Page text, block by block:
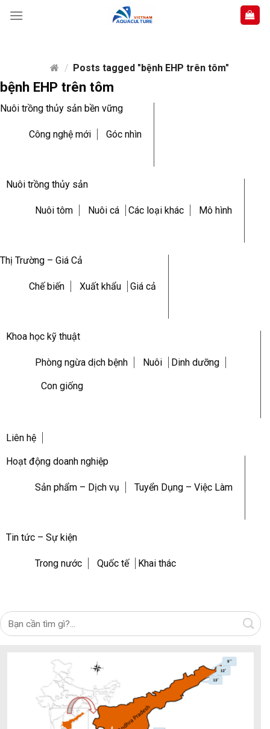
/ Posts tagged "bệnh EHP trên tôm"
bệnh EHP trên tôm
Nuôi trồng thủy sản bền vững
Công nghệ mới Góc nhìn
Nuôi trồng thủy sản
Nuôi tôm Nuôi cá Các loại khác Mô hình
Thị Trường – Giá Cả
Chế biến Xuất khẩu Giá cả
Khoa học kỹ thuật
Phòng ngừa dịch bệnh Nuôi Dinh dưỡng
Con giống
Liên hệ
Hoạt động doanh nghiệp
Sản phẩm – Dịch vụ Tuyển Dụng – Việc Làm
Tin tức – Sự kiện
Trong nước Quốc tế Khai thác